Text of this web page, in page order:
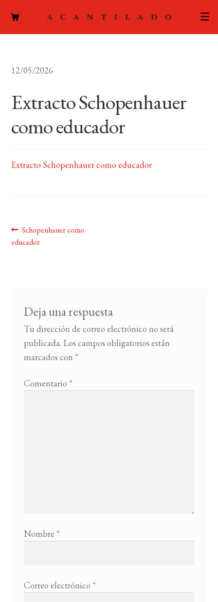
ACTUALIDAD
PODCAST
FOREIGN RIGHTS
12/05/2026
Extracto Schopenhauer
como educador
Extracto Schopenhauer como educador
Navegación
de
Anterior:
Schopenhauer como
educador
Deja una respuesta
Tu dirección de correo electrónico no será
publicada. Los campos obligatorios están
marcados con *
Comentario *
Nombre *
Correo electrónico *